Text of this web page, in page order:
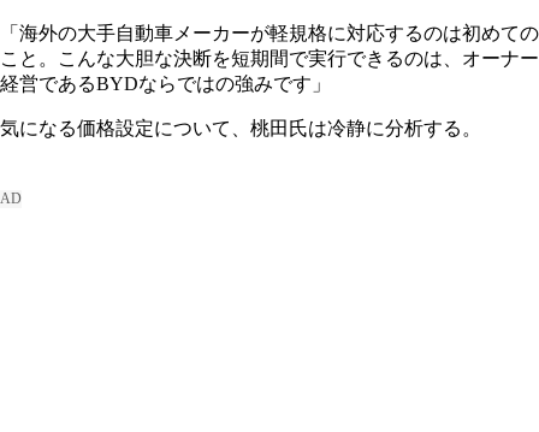
「海外の大手自動車メーカーが軽規格に対応するのは初めての
こと。こんな大胆な決断を短期間で実行できるのは、オーナー
経営であるBYDならではの強みです」
気になる価格設定について、桃田氏は冷静に分析する。